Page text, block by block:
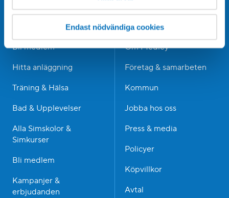
Endast nödvändiga cookies
Bli medlem
Hitta anläggning
Träning & Hälsa
Bad & Upplevelser
Alla Simskolor &
Simkurser
Bli medlem
Kampanjer &
erbjudanden
Om Medley
Företag & samarbeten
Kommun
Jobba hos oss
Press & media
Policyer
Köpvillkor
Avtal